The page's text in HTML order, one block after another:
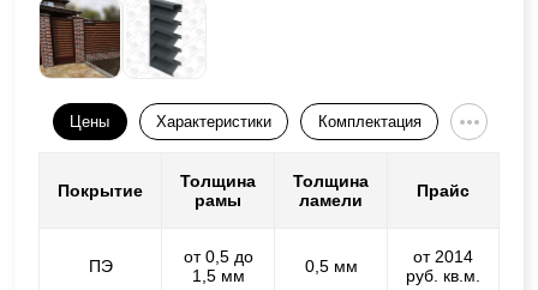
Цены Характеристики Комплектация
Покрытие
Толщина
рамы
Толщина
ламели
Прайс
ПЭ
от 0,5 до
1,5 мм
0,5 мм
от 2014
руб. кв.м.